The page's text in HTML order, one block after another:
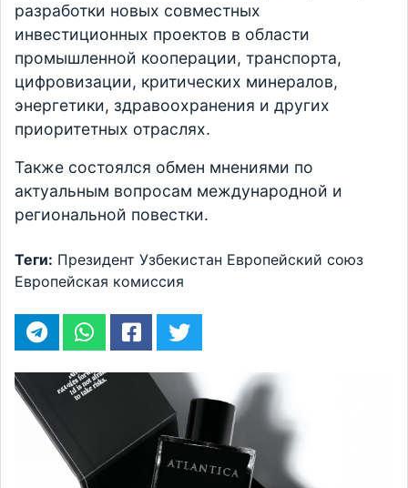
разработки новых совместных
инвестиционных проектов в области
промышленной кооперации, транспорта,
цифровизации, критических минералов,
энергетики, здравоохранения и других
приоритетных отраслях.
Также состоялся обмен мнениями по
актуальным вопросам международной и
региональной повестки.
Теги: Президент Узбекистан Европейский союз
Европейская комиссия